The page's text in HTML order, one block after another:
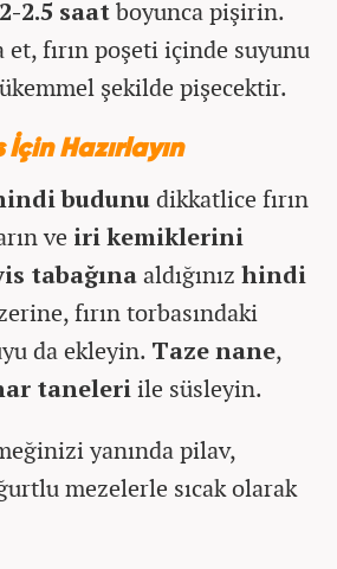
2-2.5 saatboyunca pişirin.
et, fırın poşeti içinde suyunu
şekilde pişecektir.
İçin Hazırlayın
budunudikkatlice fırın
ve iri kemiklerini
tabağınaaldığınız hindi
fırın torbasındaki
da ekleyin. Taze nane,
taneleriile süsleyin.
yanında pilav,
mezelerle sıcak olarak